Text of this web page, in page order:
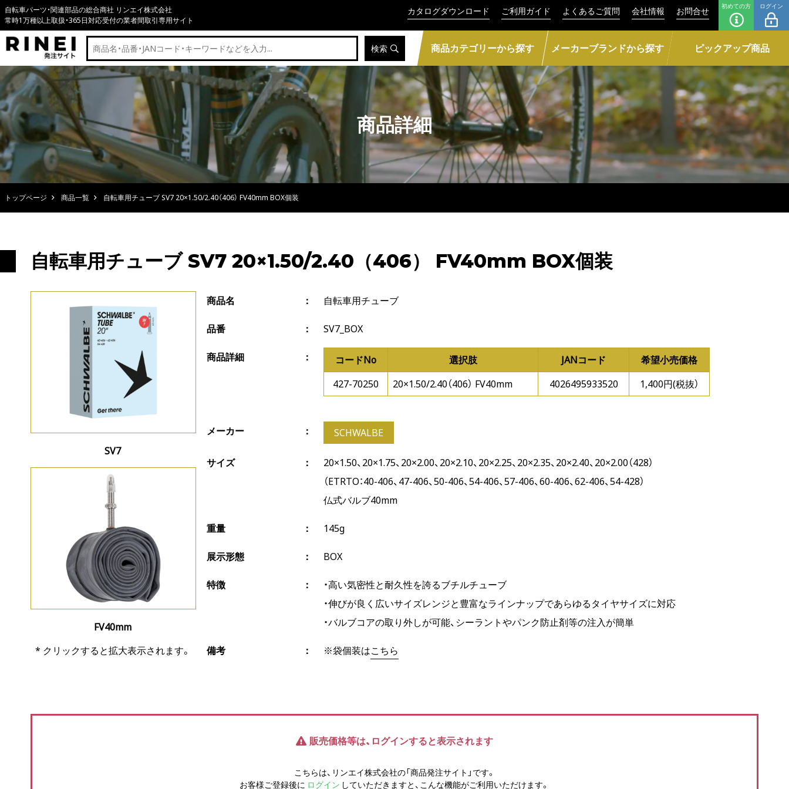
自転車パーツ・関連部品の総合商社 リンエイ株式会社
常時1万種以上取扱・365日対応受付の業者間取引専用サイト
カタログダウンロード ご利用ガイド よくあるご質問 会社情報 お問合せ 初めての方 ログイン
検索 商品カテゴリーから探す メーカーブランドから探す ピックアップ商品
商品詳細
トップページ 商品一覧 自転車用チューブ SV7 20×1.50/2.40（406） FV40mm BOX個装
自転車用チューブ SV7 20×1.50/2.40（406） FV40mm BOX個装
SV7
FV40mm
* クリックすると拡大表示されます。
商品名 自転車用チューブ
品番 SV7_BOX
商品詳細 コードNo 選択肢 JANコード
希望小売価格
427-70250
20×1.50/2.40（406） FV40mm 4026495933520 1,400円(税抜）
メーカー SCHWALBE
サイズ
20×1.50、20×1.75、20×2.00、20×2.10、20×2.25、20×2.35、20×2.40、20×2.00（428）
（ETRTO：40-406、47-406、50-406、54-406、57-406、60-406、62-406、54-428）
仏式バルブ40mm
重量 145g
展示形態 BOX
特徴
・高い気密性と耐久性を誇るブチルチューブ
・伸びが良く広いサイズレンジと豊富なラインナップであらゆるタイヤサイズに対応
・バルブコアの取り外しが可能、シーラントやパンク防止剤等の注入が簡単
備考 ※袋個装はこちら
販売価格等は、ログインすると表示されます
こちらは、リンエイ株式会社の「商品発注サイト」です。
お客様ご登録後に ログイン していただきますと、こんな機能がご利用いただけます。